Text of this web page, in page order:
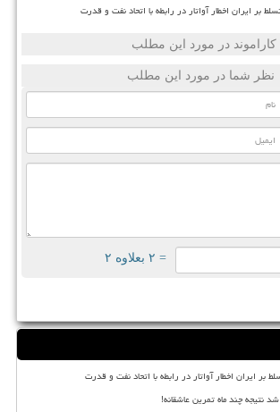
بر ایران اخطار آواتار در رابطه با اتحاد نفت و قدرت
کاراموند در مورد این مطلب
نظر شما در مورد این مطلب
= ۲ بعلاوه ۲
بر ایران اخطار آواتار در رابطه با اتحاد نفت و قدرت
نتیجه چند ماه تمرین عاشقانه!